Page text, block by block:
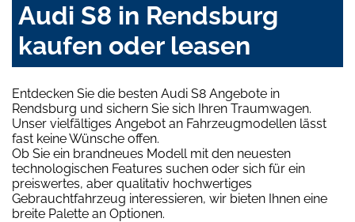
Audi S8 in Rendsburg
kaufen oder leasen
Entdecken Sie die besten Audi S8 Angebote in
Rendsburg und sichern Sie sich Ihren Traumwagen.
Unser vielfältiges Angebot an Fahrzeugmodellen lässt
fast keine Wünsche offen.
Ob Sie ein brandneues Modell mit den neuesten
technologischen Features suchen oder sich für ein
preiswertes, aber qualitativ hochwertiges
Gebrauchtfahrzeug interessieren, wir bieten Ihnen eine
breite Palette an Optionen.